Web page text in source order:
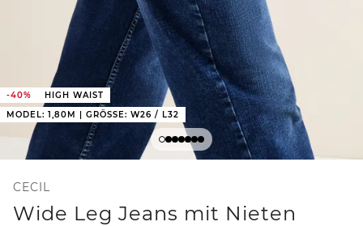
-40%
HIGH WAIST
MODEL: 1,80M | GRÖSSE: W26 / L32
CECIL
Wide Leg Jeans mit Nieten